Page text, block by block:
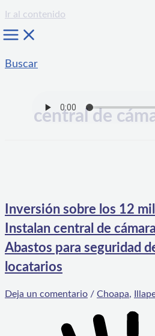
Ir al contenido
Buscar
central de
Inversión sobre los 12
Instalan central de
Abastos para seguridad
locatarios
Deja un comentario / Choapa,